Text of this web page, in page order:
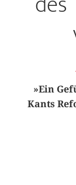
»Ein
Kants